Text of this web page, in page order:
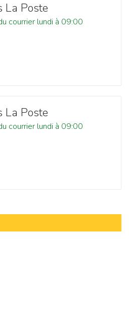
La Poste
courrier lundi à 09:00
La Poste
courrier lundi à 09:00